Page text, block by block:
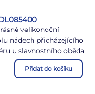
velikonoční
nádech přicházejícího
u slavnostního oběda
třívrstvého papíru.
UBROUSKŮ V BALENÍ:
Přidat do košíku